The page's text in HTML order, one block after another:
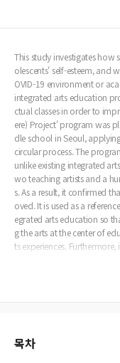
This study investigates
olescents' self-esteem, and
OVID-19 environment or
integrated arts education
ctual classes in order to
ere) Project' program was
dle school in Seoul,
circular process. The
unlike existing integrated
wo teaching artists and a
s. As a result, it confirmed
oved. It is used as a
egrated arts education so
g the arts at the center of
ts experiences.
목차